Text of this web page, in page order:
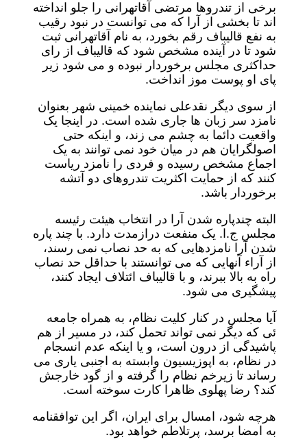
برخی از تندروها مرتضی آقاتهرانی را جلو انداخته
اند تا بخشی از آرا که می توانست در نبود رقیب
به نفع قالیباف رقم بخورد، به نام آقاتهرانی ثبت
شود تا در آینده مشخص شود که قالیباف از رای
حداکثری مجلس برخوردار نبوده و می شود زیر
پای او پوست موز انداخت.
از سوی دیگر نقدعلی نماینده خمینی شهر بعنوان
نامزد سر زبان ها جاری شده است. در اینجا یک
واقعیت دائما به چشم می زند، و اینکه حتی
اصولگرایان هم در میان خود نمی توانند به یک
اجماع مشخص رسیده و فردی را نامزد ریاست
کنند که از حمایت اکثریت تندروهای دو آتشه
برخوردار باشد.
البته چندپاره شدن آرا در انتخاب هیئت رئیسه
مجلس ج.ا. یک منفعت درازمدت دارد. با چند پاره
شدن آرا نامزدهایی که به حد نصاب نمی رسند،
از آراء آنهایی که می توانستند با حداقل حد نصاب
راه به بالا ببرند، و با قالیباف ائتلاف ایجاد کنند،
پیشگیری می شود.
آیا مجلس در کنار کلیت نظام، به همراه جامعه
ئی که دیگر نمی تواند تحمل کند، در مسیر از هم
پاشیدگی از درون است، و یا اینکه عدم انسجام
در نظام، به اپوزیسیون وابسته به اجنبی یاری می
رساند تا زیرخم نظام را گرفته و از گود خارجش
کند؟ رضا پهلوی ظاهرا کارت سوخته است.
هرچه شود، امسال برای ایران، اگر این توافقنامه
به امضا برسد، پرتلاطم خواهد بود.